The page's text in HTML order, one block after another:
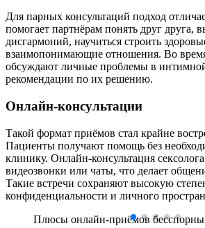
Для парных консультаций подход
помогает партнёрам понять друг друга,
дисгармоний, научиться строить
взаимопонимающие отношения. Во
обсуждают личные проблемы в
рекомендации по их решению.
Онлайн-консультации
Такой формат приёмов стал крайне
Пациенты получают помощь без
клинику. Онлайн-консультация
видеозвонки или чаты, что делает
Такие встречи сохраняют высокую
конфиденциальности и личного
Плюсы онлайн-приёмов